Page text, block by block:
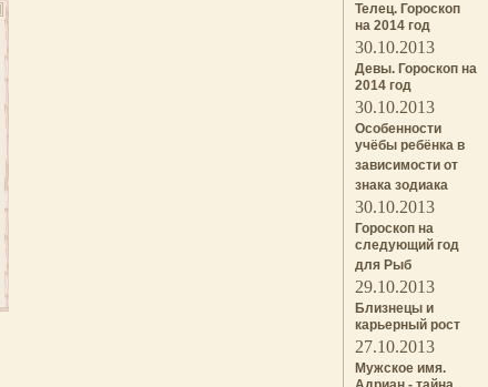
Телец. Гороскоп
на 2014 год
30.10.2013
Девы. Гороскоп на
2014 год
30.10.2013
Особенности
учёбы ребёнка в
зависимости от
знака зодиака
30.10.2013
Гороскоп на
следующий год
для Рыб
29.10.2013
Близнецы и
карьерный рост
27.10.2013
Мужское имя.